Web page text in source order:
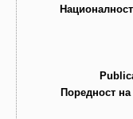
Поредност